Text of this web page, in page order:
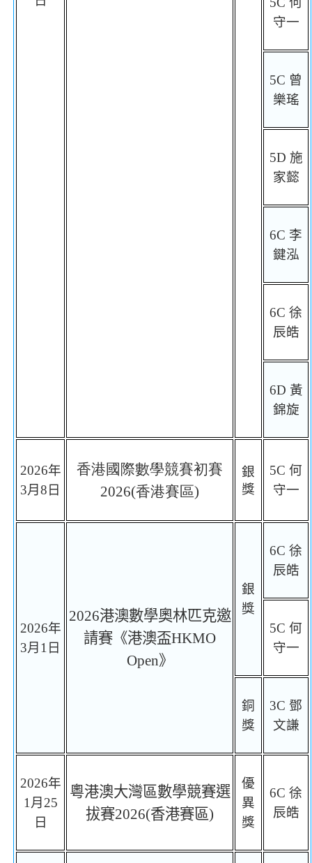
守一
5C 曾
樂瑤
5D 施
家懿
6C 李
鍵泓
6C 徐
辰皓
6D 黃
錦旋
2026年
3月 8日
香港國際數學競賽初賽
2026(香港賽區)
銀
獎
5C 何
守一
2026年
3月 1 日
2026港澳數學奧林匹克邀
請賽《港澳盃HKMO
Open》
銀
獎
6C 徐
辰皓
5C 何
守一
銅
獎
3C 鄧
文謙
2026年
1 月 25
日
粵港澳大灣區數學競賽選
拔賽2026(香港賽區)
優
異
獎
6C 徐
辰皓